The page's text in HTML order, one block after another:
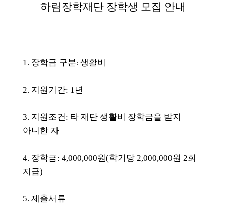
하림장학재단 장학생 모집 안내
1. 장학금 구분: 생활비
2. 지원기간: 1년
3. 지원조건: 타 재단 생활비 장학금을 받지
아니한 자
4. 장학금: 4,000,000원(학기당 2,000,000원 2회
지급)
5. 제출서류